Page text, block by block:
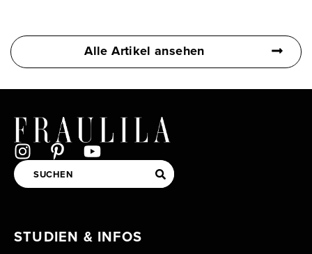
Alle Artikel ansehen
STUDIEN & INFOS